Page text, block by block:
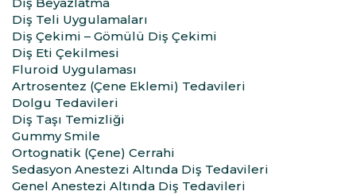
Diş Beyazlatma
Diş Teli Uygulamaları
Diş Çekimi – Gömülü Diş Çekimi
Diş Eti Çekilmesi
Fluroid Uygulaması
Artrosentez (Çene Eklemi) Tedavileri
Dolgu Tedavileri
Diş Taşı Temizliği
Gummy Smile
Ortognatik (Çene) Cerrahi
Sedasyon Anestezi Altında Diş Tedavileri
Genel Anestezi Altında Diş Tedavileri